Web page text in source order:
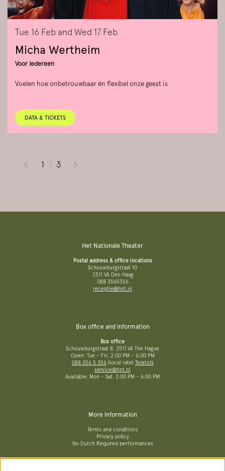
Micha Wertheim
Voor iedereen
Voelen hoe onbetrouwbaar én flexibel onze geest is
Tue 16 Feb and Wed 17 Feb
DATA & TICKETS
1 3
Het Nationale Theater
Postal address & office locations
Schouwburgstraat 10
2511 VA Den Haag
088 3565356
receptie@hnt.nl
Box office and information
Box office
Schouwburgstraat 8, 2511 VA The Hague
Open: Tue – Fri, 2:00 PM – 6:00 PM
088 356 5 356(local rate) Teletolk
service@hnt.nl
Available: Mon – Sat, 2:00 PM – 6:00 PM
More information
Terms and conditions
Privacy policy
No Dutch Required performances